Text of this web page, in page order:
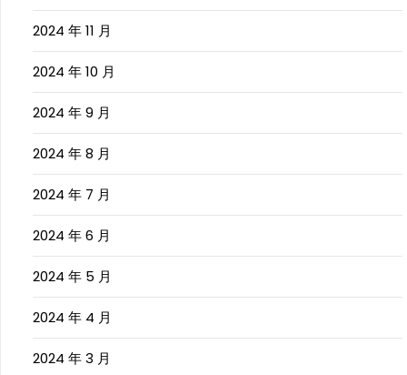
2024 年 11 月
2024 年 10 月
2024 年 9 月
2024 年 8 月
2024 年 7 月
2024 年 6 月
2024 年 5 月
2024 年 4 月
2024 年 3 月